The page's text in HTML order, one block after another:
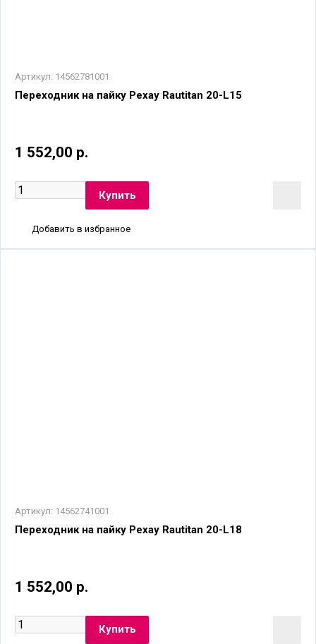
Артикул: 14562781001
Переходник на пайку Рехау Rautitan 20-L15
1 552,00 р.
Добавить в избранное
Артикул: 14562741001
Переходник на пайку Рехау Rautitan 20-L18
1 552,00 р.